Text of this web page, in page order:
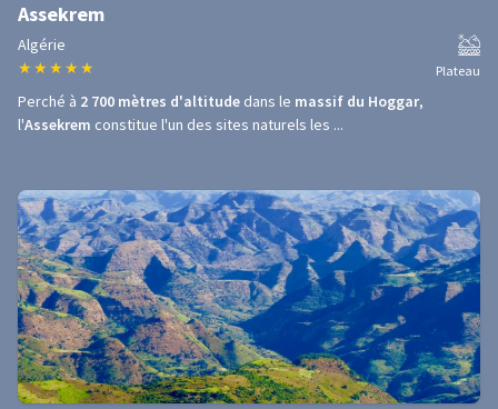
Assekrem
Algérie
★ ★ ★ ★ ★ Plateau
Perché à 2 700 mètres d'altitude dans le massif du Hoggar,
l'Assekrem constitue l'un des sites naturels les ...